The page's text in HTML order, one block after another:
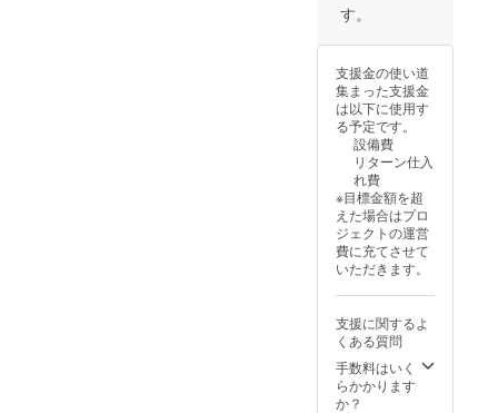
す。
支援金の使い道
集まった支援金
は以下に使用す
る予定です。
設備費
リターン仕入
れ費
※目標金額を超
えた場合はプロ
ジェクトの運営
費に充てさせて
いただきます。
支援に関するよ
くある質問
手数料はいく
らかかります
か？